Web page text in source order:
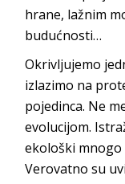
hrane, lažnim
budućnosti…
Okrivljujemo
izlazimo na
pojedinca. Ne
evolucijom.
ekološki mnogo
Verovatno su